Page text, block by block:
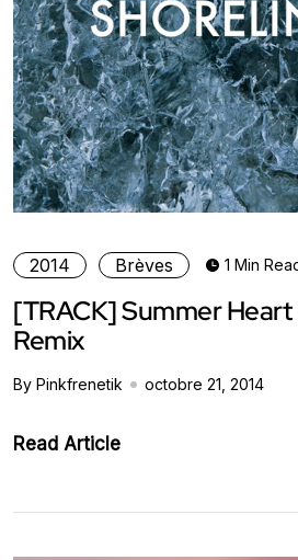
2014 Brèves 1 Min
[TRACK] Summer Heart
Remix
By Pinkfrenetik octobre 21, 2014
Read Article